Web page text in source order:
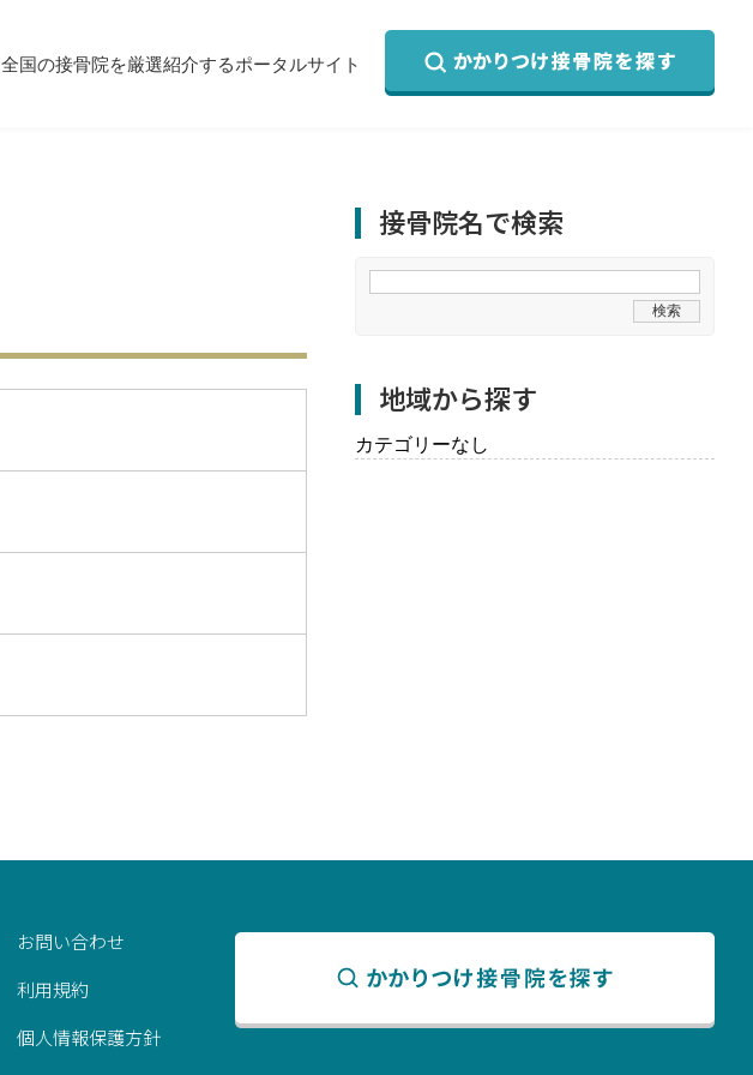
全国の接骨院を厳選紹介するポータルサイト
接骨院名で検索
地域から探す
カテゴリーなし
お問い合わせ
利用規約
個人情報保護方針